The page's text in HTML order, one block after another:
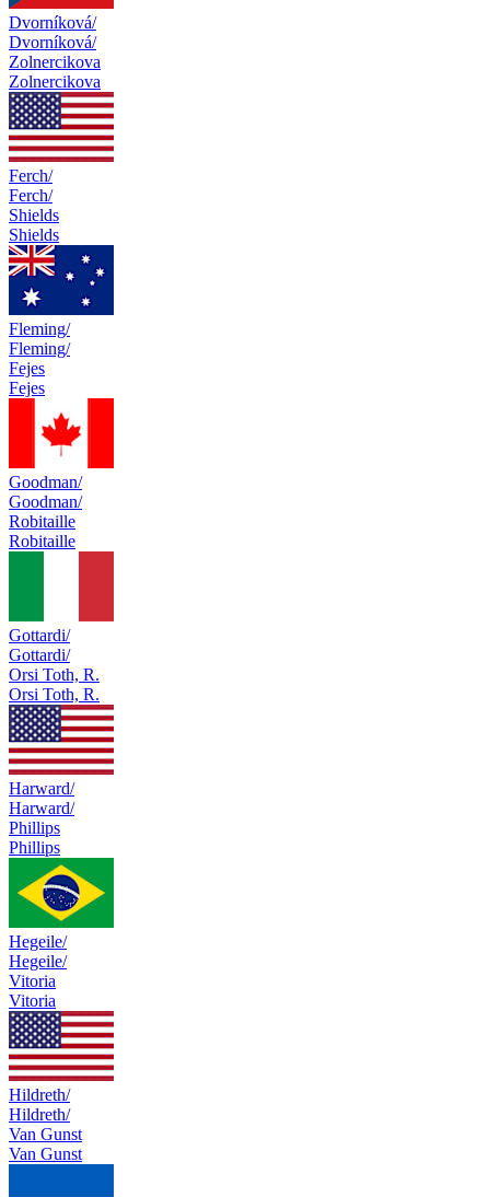
Dvorníková/
Dvorníková/
Zolnercikova
Zolnercikova
Ferch/
Ferch/
Shields
Shields
Fleming/
Fleming/
Fejes
Fejes
Goodman/
Goodman/
Robitaille
Robitaille
Gottardi/
Gottardi/
Orsi Toth, R.
Orsi Toth, R.
Harward/
Harward/
Phillips
Phillips
Hegeile/
Hegeile/
Vitoria
Vitoria
Hildreth/
Hildreth/
Van Gunst
Van Gunst